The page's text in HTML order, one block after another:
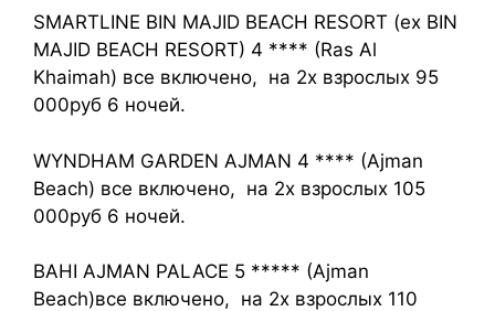
SMARTLINE BIN MAJID BEACH RESORT (ex BIN
MAJID BEACH RESORT) 4 **** (Ras Al
Khaimah) все включено, на 2х взрослых 95
000руб 6 ночей.
WYNDHAM GARDEN AJMAN 4 **** (Ajman
Beach) все включено, на 2х взрослых 105
000руб 6 ночей.
BAHI AJMAN PALACE 5 ***** (Ajman
Beach)все включено, на 2х взрослых 110